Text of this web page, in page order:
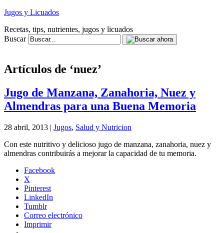
Jugos y Licuados
Recetas, tips, nutrientes, jugos y licuados
Buscar
Artículos de ‘nuez’
Jugo de Manzana, Zanahoria, Nuez y
Almendras para una Buena Memoria
28 abril, 2013 | Jugos, Salud y Nutricion
Con este nutritivo y delicioso jugo de manzana, zanahoria, nuez y
almendras contribuirás a mejorar la capacidad de tu memoria.
Facebook
X
Pinterest
LinkedIn
Tumblr
Correo electrónico
Imprimir